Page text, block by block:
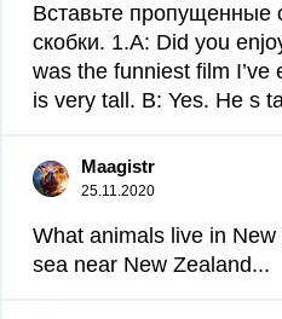
Вставьте пропущенные
скобки. 1.A: Did you
was the funniest film
is very tall. B: Yes. He s
Maagistr
25.11.2020
What animals live in
sea near New Zealand...